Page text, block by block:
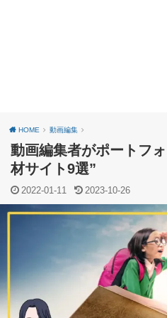
HOME 動画編集
動画編集者がポートフ
材サイト9選”
2022-01-11 2023-10-26